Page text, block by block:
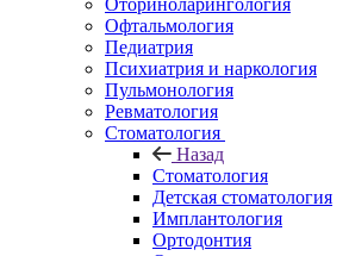
Оториноларингология
Офтальмология
Педиатрия
Психиатрия и наркология
Пульмонология
Ревматология
Стоматология
Назад
Стоматология
Детская стоматология
Имплантология
Ортодонтия